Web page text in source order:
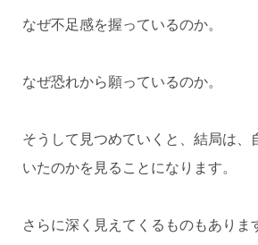
なぜ不足感を握っているのか。
なぜ恐れから願っているのか。
そうして見つめていくと、結局は、
いたのかを見ることになります。
さらに深く見えてくるものもありま